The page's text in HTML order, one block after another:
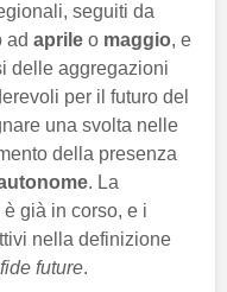
seguiti da
ad aprile o maggio, e
delle aggregazioni
per il futuro del
una svolta nelle
della presenza
. La
già in corso, e i
nella definizione
future.